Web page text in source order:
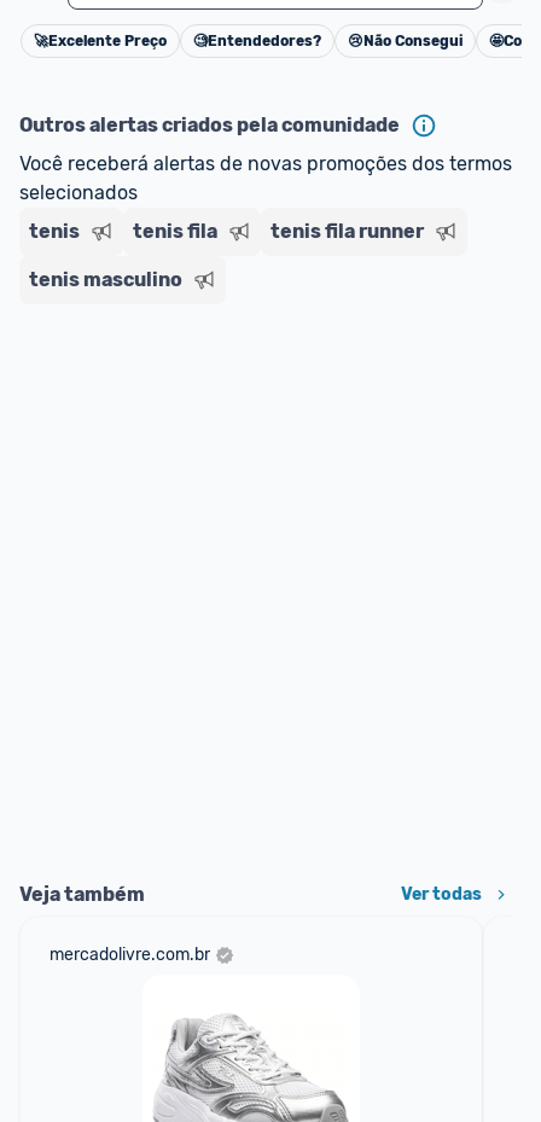
Cancelar
🚀Excelente Preço 🧐Entendedores? 😢 Não Consegui 🤩
Outros alertas criados pela comunidade
Você receberá alertas de novas promoções dos termos
selecionados
tenis
tenis fila tenis fila runner
tenis masculino
Veja também Ver todas
mercadolivre.com.br